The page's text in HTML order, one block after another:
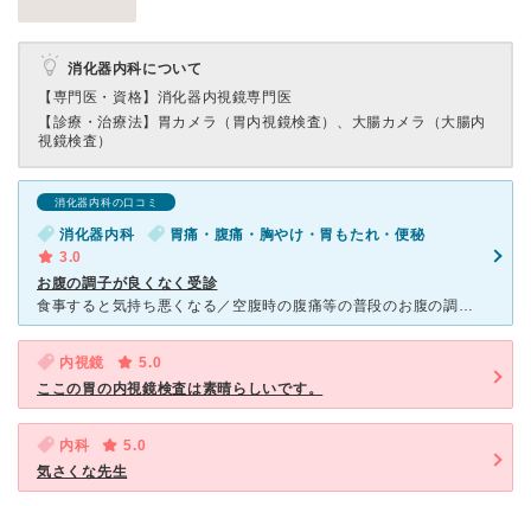
消化器内科について
【専門医・資格】 消化器内視鏡専門医
【診療・治療法】 胃カメラ（胃内視鏡検査）、大腸カメラ（大腸内
視鏡検査）
消化器内科の口コミ
消化器内科
胃痛・腹痛・胸やけ・胃もたれ・便秘
3.0
お腹の調子が良くなく受診
食事すると気持ち悪くなる／空腹時の腹痛等の普段のお腹の調子が変則的に悪くて、いずれ内視鏡検査ができるクリニックという事だったので雰囲気の確認も兼ねて受診しました。 通りから奥まった入口なので入り
内視鏡
5.0
ここの胃の内視鏡検査は素晴らしいです。
内科
5.0
気さくな先生